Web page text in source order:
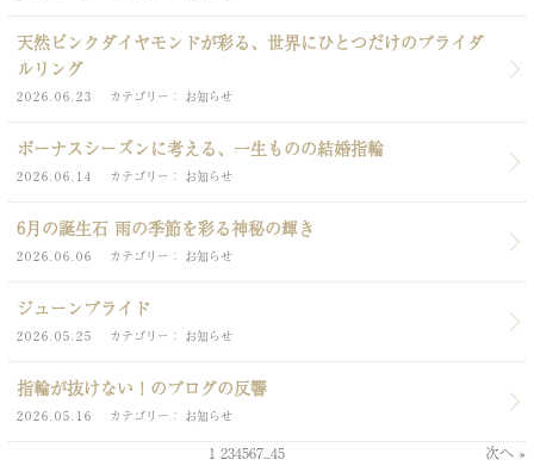
天然ピンクダイヤモンドが彩る、世界にひとつだけのブライダ
ルリング
2026.06.23 カテゴリー お知らせ
ボーナスシーズンに考える、一生ものの結婚指輪
2026.06.14 カテゴリー お知らせ
6月の誕生石 雨の季節を彩る神秘の輝き
2026.06.06 カテゴリー お知らせ
ジューンブライド
2026.05.25 カテゴリー お知らせ
指輪が抜けない！のブログの反響
2026.05.16 カテゴリー お知らせ
1 234567...45 次へ »